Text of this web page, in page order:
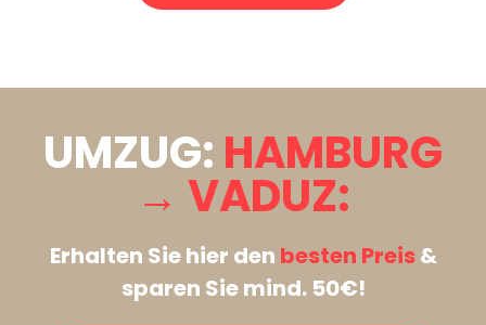
UMZUG: HAMBURG
→ VADUZ:
Erhalten Sie hier den besten Preis&
sparen Sie mind. 50€!